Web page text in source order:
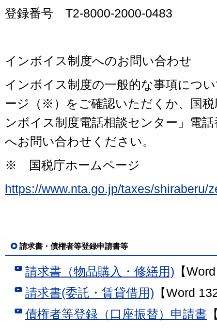
登録番号 T2-8000-2000-0483
インボイス制度へのお問い合わせ
インボイス制度の一般的な事項につ
ージ（※）をご確認いただくか、国
ンボイス制度電話相談センター」電話
へお問い合わせください。
※ 国税庁ホームページ
https://www.nta.go.jp/taxes/
請求書・債権者等登録申請書等
請求書（物品購入・修繕用) 【
請求書(委託・賃貸借用) 【Word
債権者等登録（口座振替）申請書